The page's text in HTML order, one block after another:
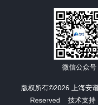
版权所有©2026 上海安
Reserved 技术支持
微信公众号